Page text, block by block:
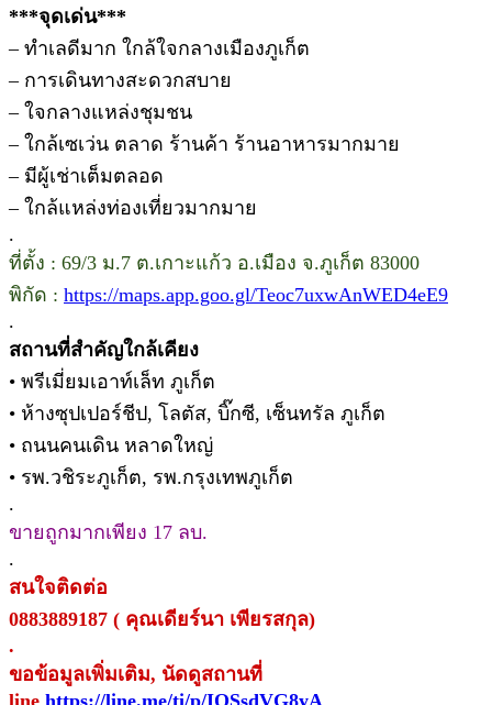
***จุดเด่น***
– ทำเลดีมาก ใกล้ใจกลางเมืองภูเก็ต
– การเดินทางสะดวกสบาย
– ใจกลางแหล่งชุมชน
– ใกล้เซเว่น ตลาด ร้านค้า ร้านอาหารมากมาย
– มีผู้เช่าเต็มตลอด
– ใกล้แหล่งท่องเที่ยวมากมาย
.
ที่ตั้ง : 69/3 ม.7 ต.เกาะแก้ว อ.เมือง จ.ภูเก็ต 83000
พิกัด : https://maps.app.goo.gl/Teoc7uxwAnWED4eE9
.
สถานที่สำคัญใกล้เคียง
• พรีเมี่ยมเอาท์เล็ท ภูเก็ต
• ห้างซุปเปอร์ชีป, โลตัส, บิ๊กซี, เซ็นทรัล ภูเก็ต
• ถนนคนเดิน หลาดใหญ่
• รพ.วชิระภูเก็ต, รพ.กรุงเทพภูเก็ต
.
ขายถูกมากเพียง 17 ลบ.
.
สนใจติดต่อ
0883889187 ( คุณเดียร์นา เพียรสกุล)
.
ขอข้อมูลเพิ่มเติม, นัดดูสถานที่
line https://line.me/ti/p/IQSsdVG8yA